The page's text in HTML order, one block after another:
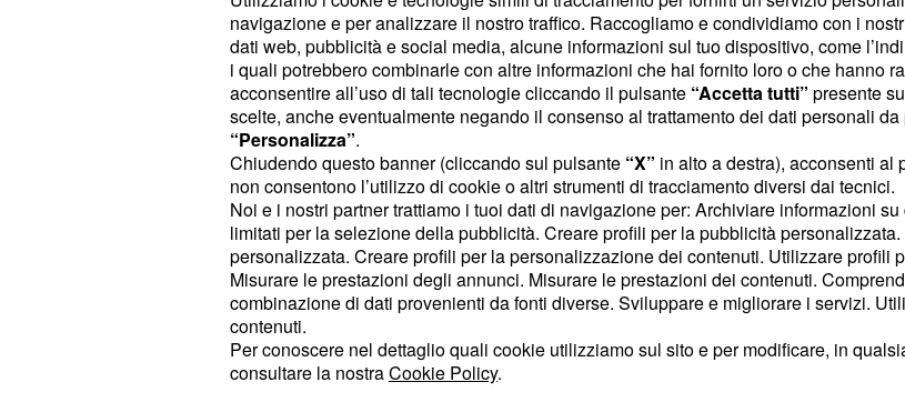
Cinico e provocatorio all'inverosimile con la 'bocca molto
larga'. Ad occhio e croce oggi, nella boxe reale,Deontay
Wildergli somiglia molto, ma sebbene si diverta ad
alimentarela sua fama di cattivo, il Bronze Bomber alla fine
è un personaggio molto autentico. Wilder non ha mai
nascosto il suo desiderio di entrare nel mondo delcinema,
una seconda carriera nel momento in cui appenderà i
guantoni al chiodo o, magari, una carriera parallela. Non
sarebbe il primo pugile a debuttare davanti ad una
cinepresa e poi, sinceramente, nella circostanza non
dovrebbe nemmeno sforzarsi tanto. Il ruolo del figlio di
navigazione e per analizzare il nostro traffico. Raccogliamo e condividiamo con i
dati web, pubblicità e social media, alcune informazioni sul tuo dispositivo, come
i quali potrebbero combinarle con altre informazioni che hai fornito loro o che hanno
acconsentire all’uso di tali tecnologie cliccando il pulsante “Accetta tutti” presente
scelte, anche eventualmente negando il consenso al trattamento dei dati personali
“Personalizza”.
Chiudendo questo banner (cliccando sul pulsante “X” in alto a destra), acconsenti
non consentono l’utilizzo di cookie o altri strumenti di tracciamento diversi dai tecnici.
Noi e i nostri partner trattiamo i tuoi dati di navigazione per: Archiviare informazioni
limitati per la selezione della pubblicità. Creare profili per la pubblicità
personalizzata. Creare profili per la personalizzazione dei contenuti. Utilizzare profili
Misurare le prestazioni degli annunci. Misurare le prestazioni dei contenuti.
combinazione di dati provenienti da fonti diverse. Sviluppare e migliorare i servizi.
contenuti.
Per conoscere nel dettaglio quali cookie utilizziamo sul sito e per modificare, in
consultare la nostraCookie Policy.